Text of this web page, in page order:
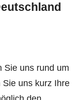
Sie uns rund um
uns kurz Ihre